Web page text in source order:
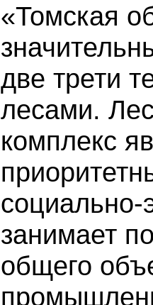
«Томская
две трети
лесами.
комплекс
социально-
занимает
общего